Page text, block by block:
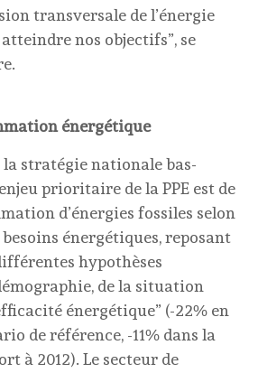
transversale de l’énergie
nos objectifs”, se
énergétique
stratégie nationale bas-
prioritaire de la PPE est de
d’énergies fossiles selon
énergétiques, reposant
hypothèses
de la situation
énergétique” (-22% en
de référence, -11% dans la
à 2012). Le secteur de